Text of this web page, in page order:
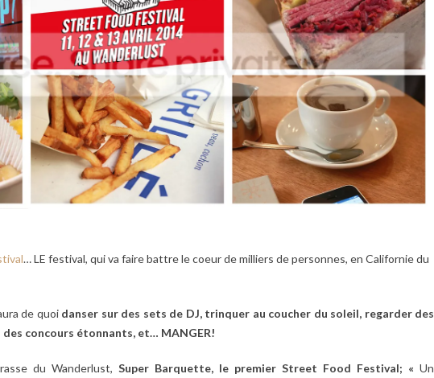
… LE festival, qui va faire battre le coeur de milliers de personnes, en Californie du
de quoi danser sur des sets de DJ, trinquer au coucher du soleil, regarder des
concours étonnants, et… MANGER!
du Wanderlust, Super Barquette, le premier Street Food Festival; « Un